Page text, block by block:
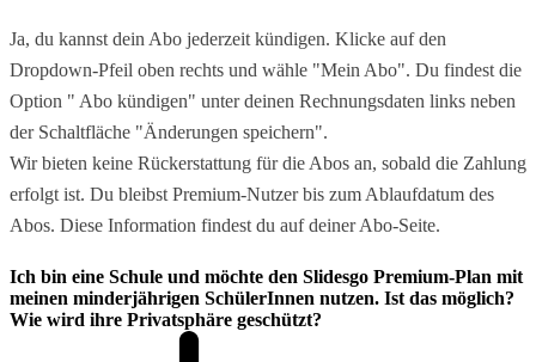
Ja, du kannst dein Abo jederzeit kündigen. Klicke auf den
Dropdown-Pfeil oben rechts und wähle "Mein Abo". Du findest die
Option " Abo kündigen" unter deinen Rechnungsdaten links neben
der Schaltfläche "Änderungen speichern".
Wir bieten keine Rückerstattung für die Abos an, sobald die Zahlung
erfolgt ist. Du bleibst Premium-Nutzer bis zum Ablaufdatum des
Abos. Diese Information findest du auf deiner Abo-Seite.
Ich bin eine Schule und möchte den Slidesgo Premium-Plan mit
meinen minderjährigen SchülerInnen nutzen. Ist das möglich?
Wie wird ihre Privatsphäre geschützt?